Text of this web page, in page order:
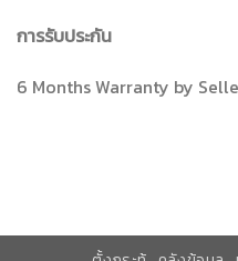
การรับประกัน
6 Months Warranty by